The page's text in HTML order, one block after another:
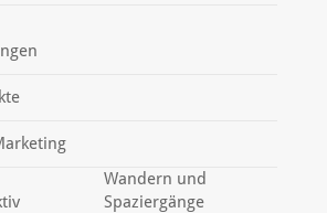
Wandern und
Spaziergänge